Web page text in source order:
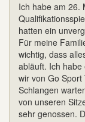
Ich habe am 26.
hatten ein
Für meine
wichtig, dass
abläuft. Ich
wir von Go
Schlangen
von unseren
sehr genossen.